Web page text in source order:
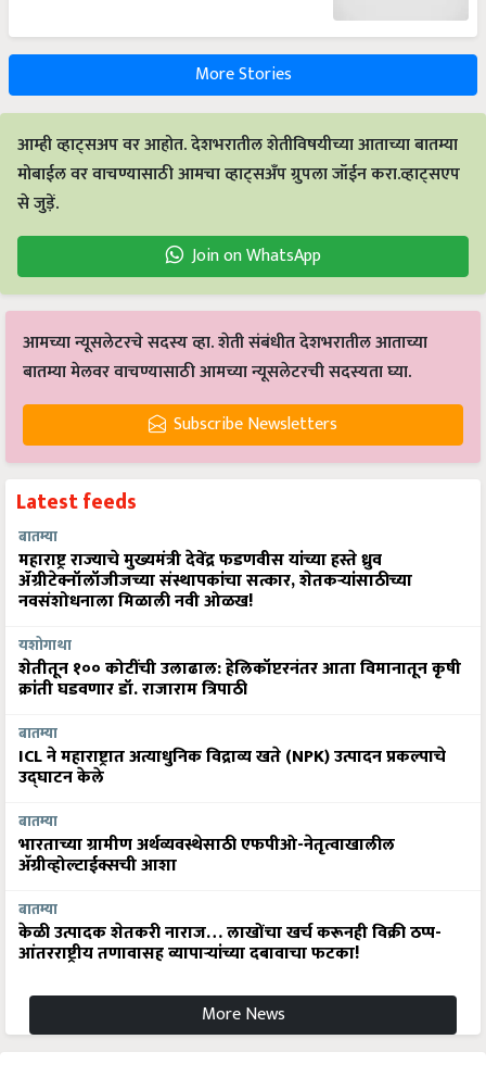
More Stories
आम्ही व्हाट्सअप वर आहोत. देशभरातील शेतीविषयीच्या आताच्या बातम्या
मोबाईल वर वाचण्यासाठी आमचा व्हाट्सअँप ग्रुपला जॉईन करा.व्हाट्सएप
से जुड़ें.
Join on WhatsApp
आमच्या न्यूसलेटरचे सदस्य व्हा. शेती संबंधीत देशभरातील आताच्या
बातम्या मेलवर वाचण्यासाठी आमच्या न्यूसलेटरची सदस्यता घ्या.
Subscribe Newsletters
Latest feeds
बातम्या
महाराष्ट्र राज्याचे मुख्यमंत्री देवेंद्र फडणवीस यांच्या हस्ते ध्रुव
ॲग्रीटेक्नॉलॉजीजच्या संस्थापकांचा सत्कार, शेतकऱ्यांसाठीच्या
नवसंशोधनाला मिळाली नवी ओळख!
यशोगाथा
शेतीतून १०० कोटींची उलाढाल: हेलिकॉप्टरनंतर आता विमानातून कृषी
क्रांती घडवणार डॉ. राजाराम त्रिपाठी
बातम्या
ICL ने महाराष्ट्रात अत्याधुनिक विद्राव्य खते (NPK) उत्पादन प्रकल्पाचे
उद्घाटन केले
बातम्या
भारताच्या ग्रामीण अर्थव्यवस्थेसाठी एफपीओ-नेतृत्वाखालील
अ‍ॅग्रीव्होल्टाईक्सची आशा
बातम्या
केळी उत्पादक शेतकरी नाराज… लाखोंचा खर्च करूनही विक्री ठप्प-
आंतरराष्ट्रीय तणावासह व्यापाऱ्यांच्या दबावाचा फटका!
More News